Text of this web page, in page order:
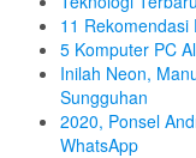
11 Rekomendasi
5 Komputer PC
Inilah Neon,
Sungguhan
2020, Ponsel
WhatsApp